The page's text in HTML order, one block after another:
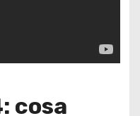
cosa